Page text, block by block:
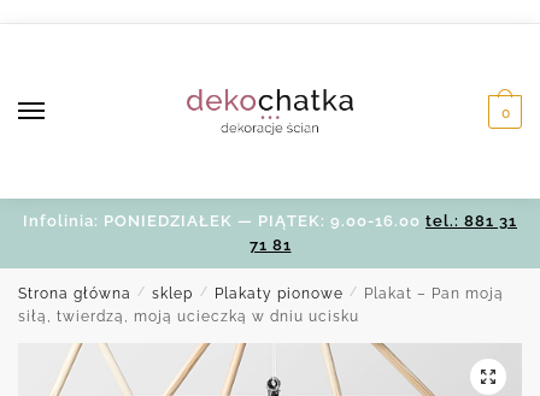
0
Infolinia: PONIEDZIAŁEK — PIĄTEK: 9.00-16.00 tel.: 881 31
71 81
Strona główna / sklep / Plakaty pionowe /
Plakat – Pan moją
siłą, twierdzą, moją ucieczką w dniu ucisku